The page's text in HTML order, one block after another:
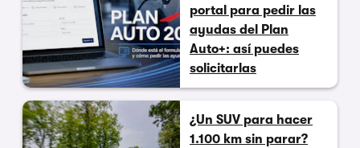
portal para pedir las
ayudas del Plan
Auto+: así puedes
solicitarlas
¿Un SUV para hacer
1.100 km sin parar?